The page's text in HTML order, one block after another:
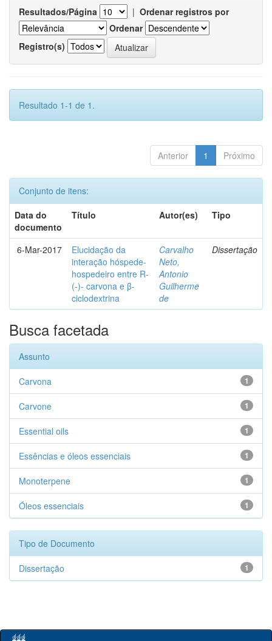
Resultados/Página | Ordenar registros por
Ordenar
Registro(s)
Resultado 1-1 de 1.
Anterior 1 Próximo
Conjunto de itens:
Data do
documento
Título Autor(es) Tipo
6-Mar-2017
Elucidação da
interação hóspede-
hospedeiro entre R-
(-)- carvona e β-
ciclodextrina
Carvalho
Neto,
Antonio
Guilherme
de
Dissertação
Busca facetada
Assunto
1
Carvona
1
Carvone
1
Essential oils
1
Essências e óleos essenciais
1
Monoterpene
1
Óleos essenciais
Tipo de Documento
1
Dissertação